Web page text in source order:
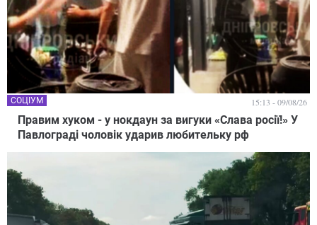
Правим хуком - у нокдаун за вигуки «Слава росії!» У
Павлограді чоловік ударив любительку рф
СОЦІУМ 15:13 - 09/08/26